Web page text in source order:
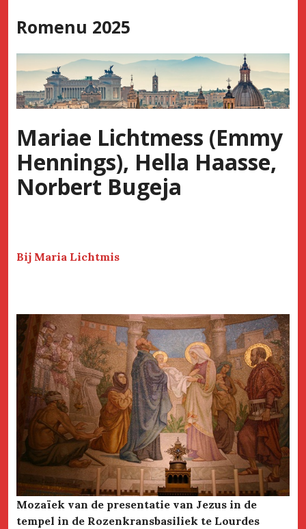
to
Romenu 2025
Mariae Lichtmess (Emmy
Hennings), Hella Haasse,
Norbert Bugeja
Bij Maria Lichtmis
Mozaïek van de presentatie van Jezus in de
tempel in de Rozenkransbasiliek te Lourdes